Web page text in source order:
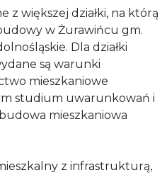
z większej działki, na którą
w Żurawińcu gm.
Dla działki
są warunki
mieszkaniowe
studium uwarunkowań i
mieszkaniowa
z infrastrukturą,